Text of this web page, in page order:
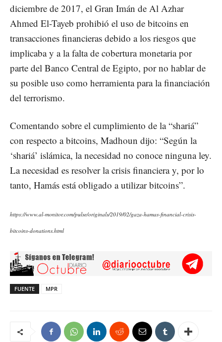
diciembre de 2017, el Gran Imán de Al Azhar
Ahmed El-Tayeb prohibió el uso de bitcoins en
transacciones financieras debido a los riesgos que
implicaba y a la falta de cobertura monetaria por
parte del Banco Central de Egipto, por no hablar de
su posible uso como herramienta para la financiación
del terrorismo.
Comentando sobre el cumplimiento de la “shariá”
con respecto a bitcoins, Madhoun dijo: “Según la
‘shariá’ islámica, la necesidad no conoce ninguna ley.
La necesidad es resolver la crisis financiera y, por lo
tanto, Hamás está obligado a utilizar bitcoins”.
https://www.al-monitor.com/pulse/originals/2019/02/gaza-hamas-financial-crisis-
bitcoins-donations.html
FUENTE MPR